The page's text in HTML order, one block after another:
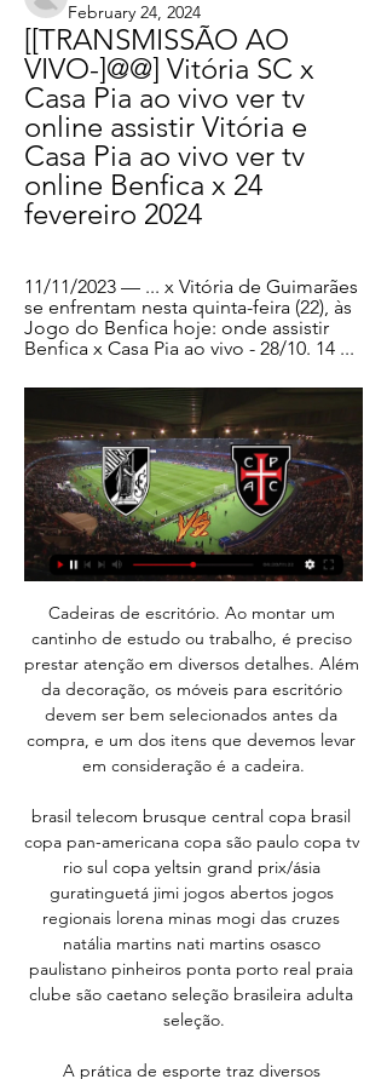
February 24, 2024
[[TRANSMISSÃO AO
VIVO-]@@] Vitória SC x
Casa Pia ao vivo ver tv
online assistir Vitória e
Casa Pia ao vivo ver tv
online Benfica x 24
fevereiro 2024
11/11/2023 — ... x Vitória de Guimarães
se enfrentam nesta quinta-feira (22), às
Jogo do Benfica hoje: onde assistir
Benfica x Casa Pia ao vivo - 28/10. 14 ...
Cadeiras de escritório. Ao montar um cantinho de estudo ou trabalho, é preciso prestar atenção em diversos detalhes. Além da decoração, os móveis para escritório devem ser bem selecionados antes da compra, e um dos itens que devemos levar em consideração é a cadeira.

brasil telecom brusque central copa brasil copa pan-americana copa são paulo copa tv rio sul copa yeltsin grand prix/ásia guratinguetá jimi jogos abertos jogos regionais lorena minas mogi das cruzes natália martins nati martins osasco paulistano pinheiros ponta porto real praia clube são caetano seleção brasileira adulta seleção.

A prática de esporte traz diversos benefícios às pessoas. Além de uma vida saudável, proporciona bem-estar mental, aliviando o estresse e a ansiedade, aumenta a resistência muscular, diminui o risco de diversas doenças, dentre tantas outras vantagens.

A Band abre a transmissão a partir das 17h50. Desta vez o Atlético Goianiense recebe a equipe do Palmeiras no estádio Juscelino Kubitschek, em Itumbiara - GO. O tricolor do centro-oeste não está bem na tabela, apenas na 16ª colocação, com 20 pontos, o …

Já os azuis do Espéria comemoravam dando “bananas” a seus adversários. Infelizmente, hoje, o Clube de Regatas Tietê já não existe mais devido. Uma travessia náutica pelo rio Iguaçú reúne todos os anos mais de 150 turistas que vivem uma experiência única de. nos diversos estabelecimentos de ensino da Marinha do Brasil.

Ofertas de emprego novas para Designer em Vila Nova de Famalicão. Vagas de período integral, temporário ou meio período. O modo grátis, rápido e eficaz para encontrar empregos entre 17.600+ ofertas de emprego em Vila Nova de Famalicão. Ofertas …

Chapecoense e Avaí representam Santa Catarina na Série A do Campeonato Brasileiro e, neste domingo, disputam o clássico estadual válido pela 15ª rodada da competição.

Assistir Vitória de Guimarães Casa Pia ao vivo ver TV online LIGA PORTUGAL : assistir Vitória de Guimarães Casa Pia em streaming e ver Vitória de Guimarães Casa Pia ao vivo gratuitamente e em HD no nosso site na ...

CULTURAonlineBRASIL . A Rádio Internacional Lusófona, (www.radiointernacionallusofona.net) nasceu para toda a Lusofonia, buscando o espírito fraternal entre todos os seus povos e a divulgação das culturas comuns.. A Radio Internacional Lusófona faz parte do grupo da Radio CULTURAonline BRASIL (www.culturaonlinebr.org).Ela visa revelar todos os talentos partilhando generosamente a cultura.

Primera División - Dom, 4 nov 2018 21:00. O MAISFUTEBOL na palma da sua mão! Não falhe um golo, uma transferência ou uma notícia com a nossa aplicação GRATUITA para smartphone!

A Federação Norte-rio-grandense de Futebol (FNF) confirma que o Campeonato Potiguar passa a ser transmitido por uma afiliada da Rede Globo, a Inter TV RN. com a transmissão ao vivo das partidas.

A que horas o Casa Pia AC joga? | Guia de jogos TV Jogos ao vivo do Casa Pia AC. ×. Sábado, 24/02/2024. 20:30. Liga Portugal Betclic · Vitória SC Vitória SC, Casa Pia AC. Sport TV 1 · Sport TV ...

Pará State League - List of Second Division Champions. 1941 - Tuna Luso Brasileira (Belém) 1970 - A. E. B. Estrela (Belém) [first professional edition in 1994] 1994 - Pedreira Esporte Clube (Belém) 1995 - Clube Atlético Vila Rica (Belém) 1996 - Clube Municipal Ananindeua (Ananindeua) 1997 - São Francisco Futebol Clube (Santarém) 1998 - not known 1999 - Carajás Esporte Clube (Belém.

INTERNACIONAL X ATLÉTICO-GO Local: Estádio Beira-Rio, em Porto Alegre (RS) Data: 31 de julho de 2011, no domingo Horário: 16h (de Brasília) Árbitro: Jaílson Macedo Freitas (BA) Auxiliares: Adson Lopes Leal (BA) e Adaílton de Jesus Silva (BA).

Com a vitória de 1 a 0 em São Januário na bagagem, o Vasco conseguiu segurar um empate em 0 a 0 com o Oriente Petrolero nesta quarta-feira (19) à …

Vitória Sport Clube Vitória Sport Clube fundado a 22 de setembro de 1922, inspirado por D. Afonso Henriques é conhecido por ser um clube de conquistadores.

Rua Aristides Novis, 123, Federação. CEP: 40210-630 - Salvador, Bahia, Brasil Assinaturas: 71 3533-3030 Anuncie: 71 3203-1812 Ache Aqui Classificados: 71 3535-3035

~![+AO VIVO@] ASSISTIR Porto x Vitória sc Ao Vivo Ver tv 11/11/2023 — x Vitória de Guimarães se enfrentam nesta quinta-feira (22), às Jogo do Benfica hoje: onde assistir Benfica x Casa Pia ao vivo - 28/10. 14 ...

Salgueiro, Central e Afogados da Ingazeira são os pernambucanos da Série D do Campeonato Brasileiro que irão receber os R$ 120 mil oriundos do

Gol e melhores momentos de Confiança x CRB pela Copa do Nordeste (0-1) Jogo válido pela sétima e penúltima rodada da fase de grupos do Nordestão 2020 Por Taynã Melo Atualizado: 14 de Março.

Santa Clara vs Sporting Braga resultados ao vivo. Santa Clara vs Sporting Braga resultados ao vivo, siga o jogo com a melhor informação disponível, incluindo estatísticas, eventos e odds. Results.

Vitória SC x Casa Pia AC » Placar ao vivo, Palpites, * Para assistir, você deve ter uma conta com fundos ou uma aposta feita nas últimas 24h! Juiz -. Estádio Dom Afonso Henriques.

Plácido de Castro - AC é uma cidade que de maneira crescente e constante tem demandado por mais velocidade de internet e mais qualidade na internet. Vivo Vibra NET Combo.. A equipa do Medidor de Internet reserva-se ao direito de alterar este acordo sem aviso prévio.

Apostas Gil Vicente x Portimonense. Compara cotações, encontre os palpites e resultado do jogo: Gil Vicente - Portimonense, Liga NOS, 2019/2020, 26 outubro 2019.

Gil Vicente FC GD Chaves Leixões SC Marítimo M. 3ª Fase: do golo madrugador do SL Benfica ao empate do Portimonense. 2ª Fase: Portimonense levou a melhor frente ao GD Chaves. 2ª Fase: Vitória FC e CD Tondela num duelo em imagens.

O Sporting, o Marítimo e a Académica de Coimbra vão ver os seus encontros inaugurais na Liga Europa de futebol, quinta-feira, arbitrados por equipas de "juizes" de Israel, Áustria e Estónia.

Pela próxima rodada, a equipe catarinense enfrenta o São Paulo, no Morumbi, e Atlético-GO recebe o Internacional, no Serra Dourada. O jogo começou bastante agitado e as redes balançaram logo.

Pesquisa - liga portugal - sport tv VITÓRIA SC X CASA PIA AC. LIGA PORTUGAL BETCLIC. 20:20 - 22:45. Dom - 25. direto. CD MAFRA X MARÍTIMO. LIGA PORTUGAL 2. 10:55 - 13:10. direto. BELENENSES X SCU ...

Fortaleza volta a vencer, bate o Vila Nova e mantém liderança isolada - Com Arena Castelão lotada, Tricolor marcou duas vezes no fim e derrotou o Vila Nova por 2 a 0, em jogo disputado pela 28ª rodada da Série B do Brasileirão

O avançado Hugo Almeida voltou hoje a ser decisivo na vitória da Académica sobre o Sporting de Braga B por 1-0, em jogo da 26.ª jornada da II Liga de futebol.

O confronto entre Assu x Globo vai ocorrer nesta quinta-feira (12) e você confere mais informações aqui. A disputa é válida pela 5ª rodada do Campeonato Potiguar de 2020. O jogo está marcado para começar às 20h00 (horário de Brasília) e o duelo entre as equipes acontecerá no Estádio Edgarzão, localizado em Assu, no Rio […]

Brasileirão: Saiba como assistir Flamengo x Chapecoense ao vivo na TV e online.. o duelo entre cariocas e catarinenses terá transmissão ao vivo do Premiere no pay-per-view da TV paga.

Com este vídeo pretendemos mostrar a Ginástica do Sporting Clube de Portugal! Com este vídeo pretendemos mostrar a Ginástica do Sporting Clube de Portugal! Skip navigation Sign in.

Ex-Fast-AM, Deivid Macedo, de 26 anos, é formado na base do São Paulo e atuou por dois anos no Chile. Ele espera uma chance entre os titulares do Imperador

Placar ao vivo: Jocoro FC vs Santa Tecla FC nos jogos El Salvador Liga. Apresentamos os resultados em tempo real, escalações e a tabela sempre atual

Quando inaugurado, o sistema de abastecimento de água do São João será o maior já instalado em uma zona rural no Pajeú. Implantado em uma parceria firmada entre a Prefeitura de Afogados da Ingazeira e o Governo de Pernambuco, o sistema deverá ser inaugurado nas festividades da emancipação política do município, no dia primeiro de Julho, com a presença do Governador Paulo Câmara.

Assistir Vitória de Guimarães x Casa Pia ao vivo HD 24/02 há 10 horas — Assistir Vitória de Guimarães x Casa Pia ao vivo em HD hoje pelo Campeonato Português grátis, venha assistir Casa Pia e Vitória de Guimarães ...

Era vulgar ouvir dizer que em tal parte o petróleo jorrava do solo como se fosse água. Nas anharas humidas em Angola a vegetação rasteira sofre putrefacções, após chuvas persistentes, formando pastas densas e negras, com laivos de gordura, dando a ilusão de que é petróleo.

Afogados da Ingazeira - PE Afogados da Ingazeira é um município brasileiro localizado na microrregião do Pajeú, estado de Pernambuco. Serra Talhada - PE Atualizado às 07h08

Os seis primeiros meses da gestão do prefeito de Afogados da Ingazeira, José Patriota (PSB), têm aprovação de 63% da população e um índice desaprovação de 25%, atesta pesquisa do Instituto Opinião, de Campina Grande (PB). Foram aplicados 400 questionários entre os dias 20, 21 e 22 deste mês.

assistir Vitória x Casa Pia ao vivo ver tv online Assistir V há 7 horas — Vitória SC - Casa Pia placar ao vivo, H2H e escalações Vitória SC Casa Pia esultado ao vivo (e transmissão online) começa no dia 24 de fev. de ...

Desde 5 de julho de 2012, Valério Luiz Filho, até então um jovem advogado tributarista, tem se dedicado incansavelmente para ver na cadeia os assassinos do pai, o cronista esportivo Valério Luiz de Oliveira, que contava com 49 anos, dos quais 35 dedicados ao jornalismo.Nesta quarta-feira (5/6), completam-se cinco anos do crime, sem a punição dos acusados.

De acordo com a Confederação Brasileira de Futebol (CBF), quatro jogadores do Atlético-GO testaram positivo para Covid-19 e estão fora do jogo desta quarta-feira (12) contra o Flamengo.

Assistir Vitória Guimarães x Casa Pia - Ao Vivo - 24/02/2024 há 18 horas — Assistir Vitória Guimarães x Casa Pia - Ao Vivo - 24/02/2024 - 17h30 - Campeonato Português (Liga Portugal) Online ❱ Liv